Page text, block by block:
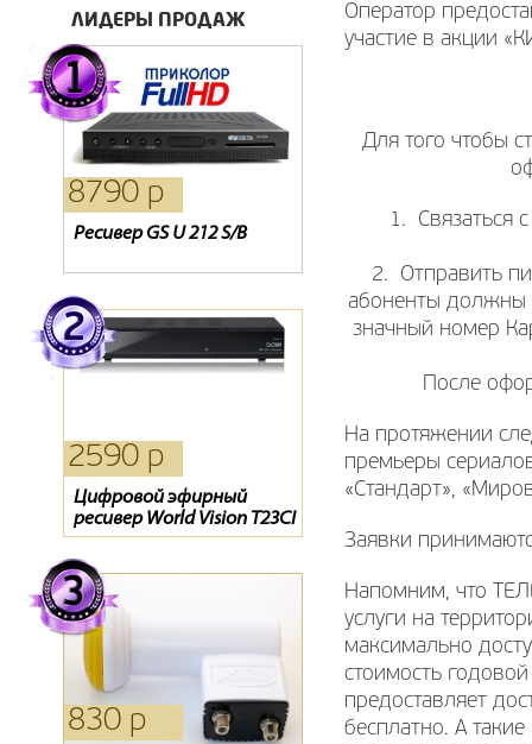
ЛИДЕРЫ ПРОДАЖ
8790 р
Ресивер GS U 212 S/B
4610 р
Ресивер EVO 02
1410 р
Oriel 314
2590 р
Цифровой эфирный
ресивер World Vision T23CI
1210 р
Карта Триколор
1090 р
Кронштейн NB NBC1-T
830 р
390 р
390 р
Оператор
участие в акции
Для того чтобы
1. Связаться
2. Отправить
абоненты должны
значный номер
После
На протяжении
премьеры
«Стандарт»,
Заявки
Напомним, что
услуги на
максимально
стоимость
предоставляет
бесплатно. А